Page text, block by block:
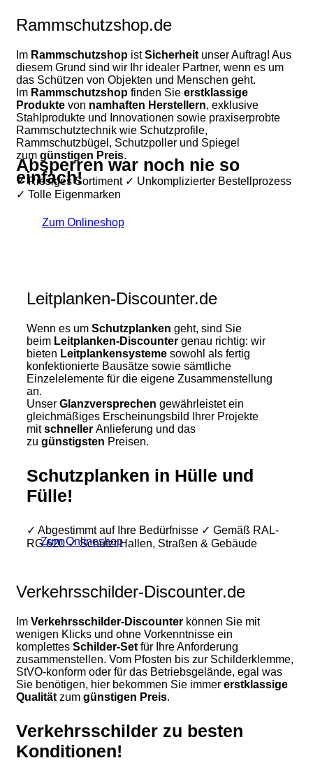
Rammschutzshop.de
Im Rammschutzshop istSicherheit unser Auftrag! Aus
diesem Grund sind wir Ihr idealer Partner, wenn es um
das Schützen von Objekten und Menschen geht.
Im Rammschutzshop finden Sie erstklassige
Produkte von namhaften Herstellern, exklusive
Stahlprodukte und Innovationen sowie praxiserprobte
Rammschutztechnik wie Schutzprofile,
Rammschutzbügel, Schutzpoller und Spiegel
zum günstigen Preis.
Absperren war noch nie so
einfach!
✓ Riesiges Sortiment ✓ Unkomplizierter Bestellprozess
✓ Tolle Eigenmarken
Zum Onlineshop
Leitplanken-Discounter.de
Wenn es um Schutzplanken geht, sind Sie
beim Leitplanken-Discounter genau richtig: wir
bieten Leitplankensysteme sowohl als fertig
konfektionierte Bausätze sowie sämtliche
Einzelelemente für die eigene Zusammenstellung
an.
Unser Glanzversprechen gewährleistet ein
gleichmäßiges Erscheinungsbild Ihrer Projekte
mitschneller Anlieferung und das
zu günstigsten Preisen.
Schutzplanken in Hülle und
Fülle!
✓ Abgestimmt auf Ihre Bedürfnisse ✓ Gemäß RAL-
RG 620 ✓ Schützt Hallen, Straßen & Gebäude
Zum Onlineshop
Verkehrsschilder-Discounter.de
Im Verkehrsschilder-Discounter können Sie mit
wenigen Klicks und ohne Vorkenntnisse ein
komplettes Schilder-Set für Ihre Anforderung
zusammenstellen. Vom Pfosten bis zur Schilderklemme,
StVO-konform oder für das Betriebsgelände, egal was
Sie benötigen, hier bekommen Sie immer erstklassige
Qualität zum günstigen Preis.
Verkehrsschilder zu besten
Konditionen!